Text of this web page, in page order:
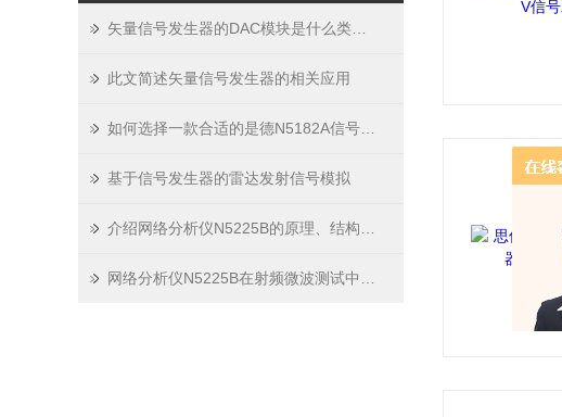
此文简述矢量信号发生器的相关应用
基于信号发生器的雷达发射信号模拟